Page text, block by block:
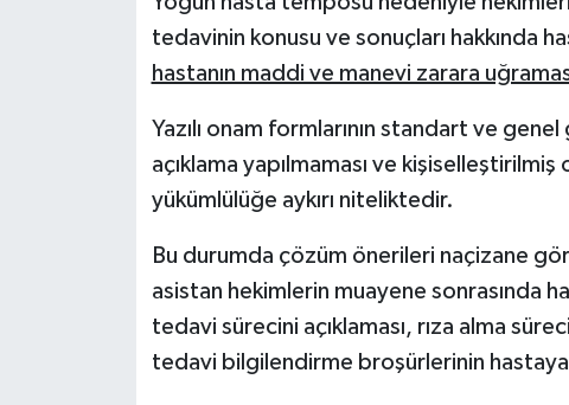
tedavinin konusu ve sonuçları hakkında
hastanın maddi ve manevi zarara
Yazılı onam formlarının standart ve
açıklama yapılmaması ve kişiselleştirilmiş
yükümlülüğe aykırı niteliktedir.
Bu durumda çözüm önerileri naçizane
asistan hekimlerin muayene sonrasında
tedavi sürecini açıklaması, rıza alma
tedavi bilgilendirme broşürlerinin